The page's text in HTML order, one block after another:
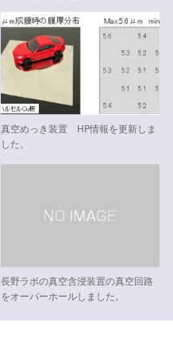
真空めっき装置 HP情報を更新しま
した。
長野ラボの真空含浸装置の真空回路
をオーバーホールしました。